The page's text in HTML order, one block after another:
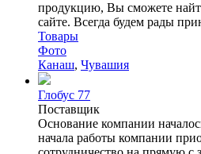
продукцию, Вы сможете
сайте. Всегда будем рады
Товары
Фото
Канаш, Чувашия
Глобус 77
Поставщик
Основание компании
начала работы компании